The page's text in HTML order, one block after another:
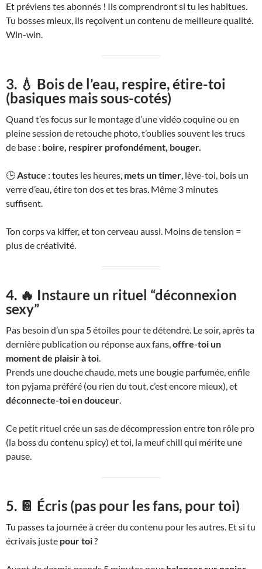
Et préviens tes abonnés ! Ils comprendront si tu les habitues.
Tu bosses mieux, ils reçoivent un contenu de meilleure qualité.
Win-win.
3. 💧 Bois de l’eau, respire, étire-toi
(basiques mais sous-cotés)
Quand t’es focus sur le montage d’une vidéo coquine ou en
pleine session de retouche photo, t’oublies souvent les trucs
de base : boire, respirer profondément, bouger.
🕒Astuce :toutes les heures, mets un timer, lève-toi, bois un
verre d’eau, étire ton dos et tes bras. Même 3 minutes
suffisent.
Ton corps va kiffer, et ton cerveau aussi. Moins de tension =
plus de créativité.
4. 🔥 Instaure un rituel “déconnexion
sexy”
Pas besoin d’un spa 5 étoiles pour te détendre. Le soir, après ta
dernière publication ou réponse aux fans,offre-toi un
moment de plaisir à toi.
Prends une douche chaude, mets une bougie parfumée, enfile
ton pyjama préféré (ou rien du tout, c’est encore mieux), et
déconnecte-toi en douceur.
Ce petit rituel crée un sas de décompression entre ton rôle pro
(la boss du contenu spicy) et toi, la meuf chill qui mérite une
pause.
5. 📔 Écris (pas pour les fans, pour toi)
Tu passes ta journée à créer du contenu pour les autres. Et si tu
écrivais juste pour toi?